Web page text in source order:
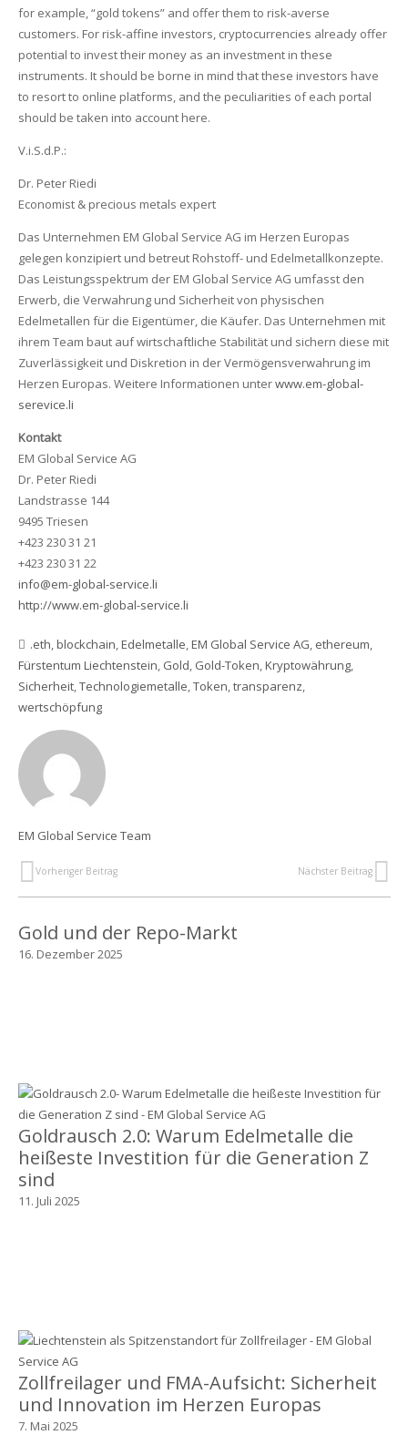
for example, “gold tokens” and offer them to risk-averse
customers. For risk-affine investors, cryptocurrencies already offer
potential to invest their money as an investment in these
instruments. It should be borne in mind that these investors have
to resort to online platforms, and the peculiarities of each portal
should be taken into account here.
V.i.S.d.P.:
Dr. Peter Riedi
Economist & precious metals expert
Das Unternehmen EM Global Service AG im Herzen Europas
gelegen konzipiert und betreut Rohstoff- und Edelmetallkonzepte.
Das Leistungsspektrum der EM Global Service AG umfasst den
Erwerb, die Verwahrung und Sicherheit von physischen
Edelmetallen für die Eigentümer, die Käufer. Das Unternehmen mit
ihrem Team baut auf wirtschaftliche Stabilität und sichern diese mit
Zuverlässigkeit und Diskretion in der Vermögensverwahrung im
Herzen Europas. Weitere Informationen unterwww.em-global-
serevice.li
Kontakt
EM Global Service AG
Dr. Peter Riedi
Landstrasse 144
9495 Triesen
+423 230 31 21
+423 230 31 22
info@em-global-service.li
http://www.em-global-service.li
.eth blockchain Edelmetalle EM Global Service AG ethereum
Fürstentum Liechtenstein Gold Gold-Token Kryptowährung,
Sicherheit, Technologiemetalle Token transparenz
wertschöpfung
EM Global Service Team
Vorheriger Beitrag Nächster Beitrag
Gold und der Repo-Markt
16. Dezember 2025
Goldrausch 2.0: Warum Edelmetalle die
heißeste Investition für die Generation Z
sind
11. Juli 2025
Zollfreilager und FMA-Aufsicht: Sicherheit
und Innovation im Herzen Europas
7. Mai 2025